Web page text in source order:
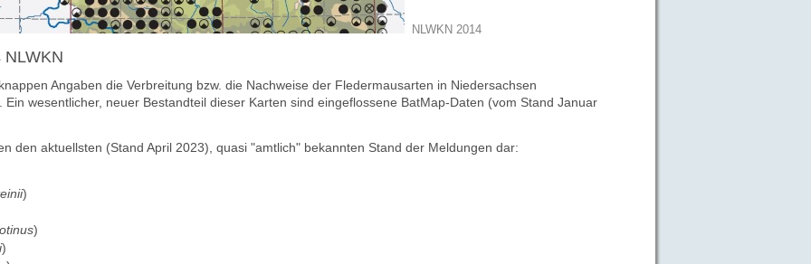
NLWKN 2014
NLWKN
Angaben die Verbreitung bzw. die Nachweise der Fledermausarten in Niedersachsen
Ein wesentlicher, neuer Bestandteil dieser Karten sind eingeflossene BatMap-Daten (vom Stand Januar
den aktuellsten (Stand April 2023) , quasi "amtlich" bekannten Stand der Meldungen dar:
)
)
)